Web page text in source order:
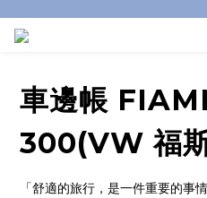
車邊帳
300(VW 福
「舒適的旅行，是一件重要的事